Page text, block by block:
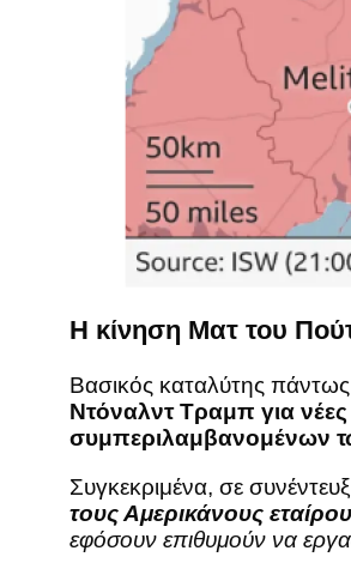
Η κίνηση Ματ του
Βασικός καταλύτης πάντως
Ντόναλντ Τραμπ για
συμπεριλαμβανομένων
Συγκεκριμένα, σε
τους Αμερικάνους
εφόσουν επιθυμούν να